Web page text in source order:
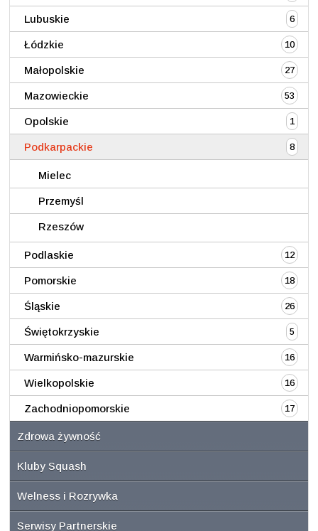
Lubuskie 6
Łódzkie 10
Małopolskie 27
Mazowieckie 53
Opolskie 1
Podkarpackie 8
Mielec
Przemyśl
Rzeszów
Podlaskie 12
Pomorskie 18
Śląskie 26
Świętokrzyskie 5
Warmińsko-mazurskie 16
Wielkopolskie 16
Zachodniopomorskie 17
Zdrowa żywność
Kluby Squash
Welness i Rozrywka
Serwisy Partnerskie